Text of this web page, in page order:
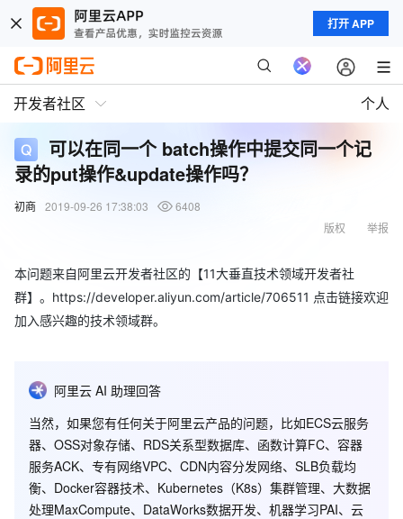
打开 APP
开发者社区 个人
可以在同一个 batch操作中提交同一个记
录的put操作&update操作吗？
初商 2019-09-26 17:38:03
6408
举报
版权
本问题来自阿里云开发者社区的【11大垂直技术领域开发者社
群】。https://developer.aliyun.com/article/706511 点击链接欢迎
加入感兴趣的技术领域群。
阿里云 AI 助理回答
当然，如果您有任何关于阿里云产品的问题，比如ECS云服务
器、OSS对象存储、RDS关系型数据库、函数计算FC、容器
服务ACK、专有网络VPC、CDN内容分发网络、SLB负载均
衡、Docker容器技术、Kubernetes（K8s）集群管理、大数据
处理MaxCompute、DataWorks数据开发、机器学习PAI、云